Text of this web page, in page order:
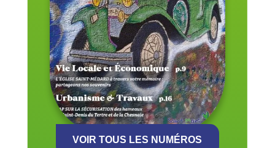
VOIR TOUS LES NUMÉROS